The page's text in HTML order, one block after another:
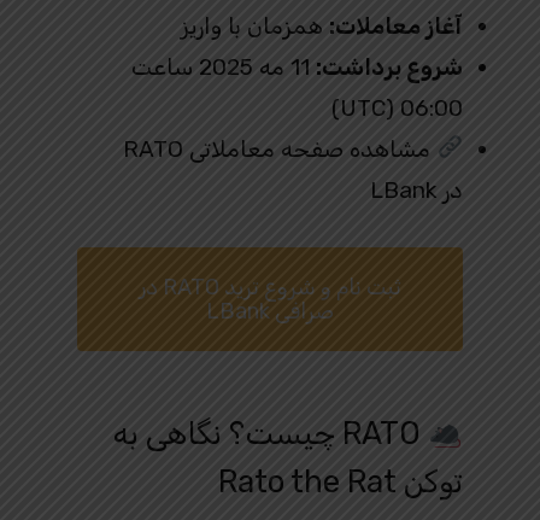
آغاز معاملات: همزمان با واریز
شروع برداشت:
11 مه 2025 ساعت
06:00 (UTC)
مشاهده صفحه معاملاتی RATO
در LBank
ثبت نام و شروع ترید RATO در
صرافی LBank
RATO چیست؟ نگاهی به
توکن Rato the Rat